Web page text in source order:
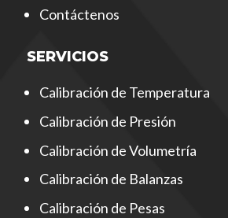
Contáctenos
SERVICIOS
Calibración de Temperatura
Calibración de Presión
Calibración de Volumetría
Calibración de Balanzas
Calibración de Pesas